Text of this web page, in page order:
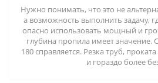
Нужно понимать, что это не
а возможность выполнить задачу,
опасно использовать мощный и
глубина пропила имеет значение.
180 справляется. Резка труб,
и гораздо более